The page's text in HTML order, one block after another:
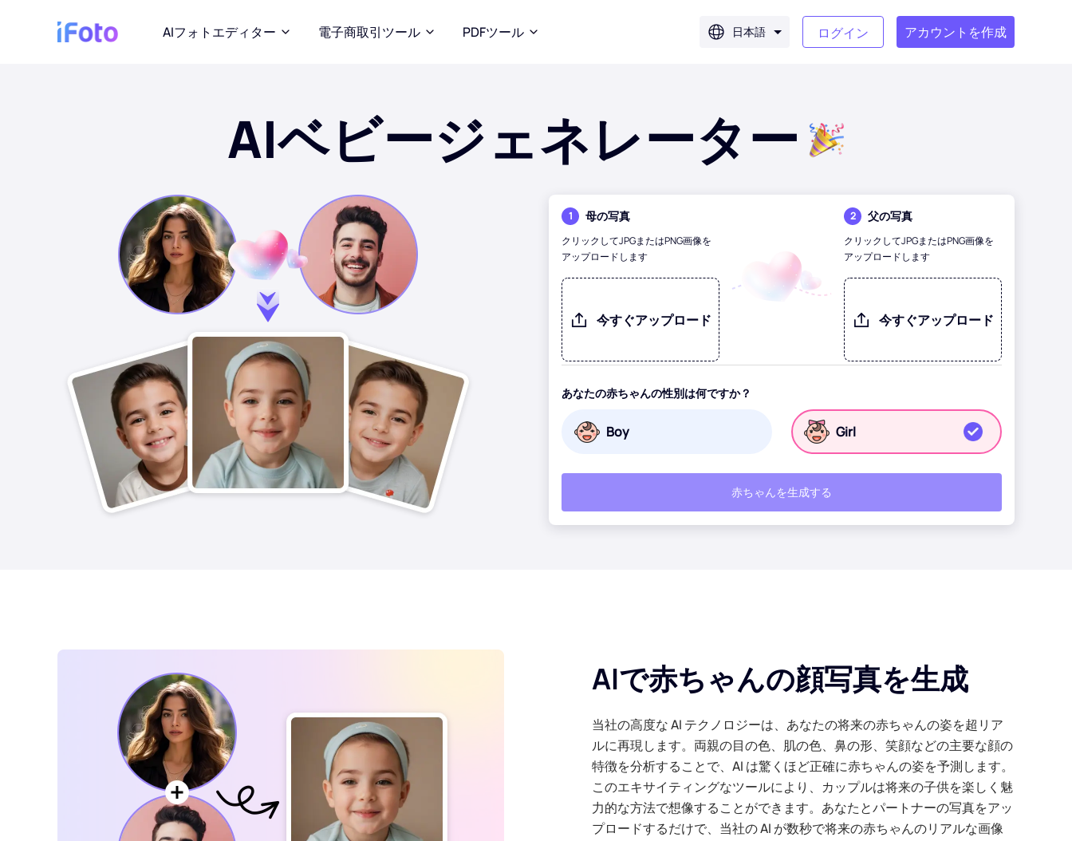
AIフォトエディター 電子商取引ツール PDFツール 日本語 ログイン アカウントを作成
AIベビージェネレーター
1 母の写真
クリックしてJPGまたはPNG画像を
アップロードします
今すぐアップロード
2 父の写真
クリックしてJPGまたはPNG画像を
アップロードします
今すぐアップロード
あなたの赤ちゃんの性別は何ですか？
boy girl
赤ちゃんを生成する
AIで赤ちゃんの顔写真を生成
当社の高度な AI テクノロジーは、あなたの将来の赤ちゃんの姿を超リア
ルに再現します。両親の目の色、肌の色、鼻の形、笑顔などの主要な顔の
特徴を分析することで、AI は驚くほど正確に赤ちゃんの姿を予測します。
このエキサイティングなツールにより、カップルは将来の子供を楽しく魅
力的な方法で想像することができます。あなたとパートナーの写真をアッ
プロードするだけで、当社の AI が数秒で将来の赤ちゃんのリアルな画像